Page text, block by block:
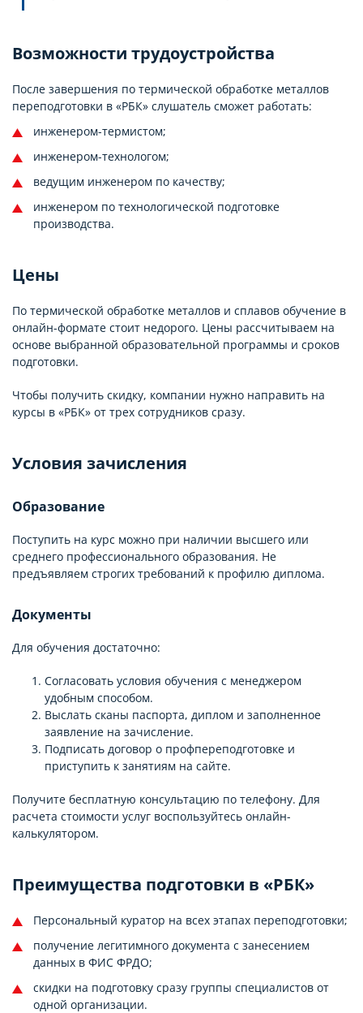
Возможности трудоустройства
После завершения по термической обработке металлов
переподготовки в «РБК» слушатель сможет работать:
инженером-термистом;
инженером-технологом;
ведущим инженером по качеству;
инженером по технологической подготовке
производства.
Цены
По термической обработке металлов и сплавов обучение в
онлайн-формате стоит недорого. Цены рассчитываем на
основе выбранной образовательной программы и сроков
подготовки.
Чтобы получить скидку, компании нужно направить на
курсы в «РБК» от трех сотрудников сразу.
Условия зачисления
Образование
Поступить на курс можно при наличии высшего или
среднего профессионального образования. Не
предъявляем строгих требований к профилю диплома.
Документы
Для обучения достаточно:
Согласовать условия обучения с менеджером
удобным способом.
Выслать сканы паспорта, диплом и заполненное
заявление на зачисление.
Подписать договор о профпереподготовке и
приступить к занятиям на сайте.
Получите бесплатную консультацию по телефону. Для
расчета стоимости услуг воспользуйтесь онлайн-
калькулятором.
Преимущества подготовки в «РБК»
Персональный куратор на всех этапах переподготовки;
получение легитимного документа с занесением
данных в ФИС ФРДО;
скидки на подготовку сразу группы специалистов от
одной организации.